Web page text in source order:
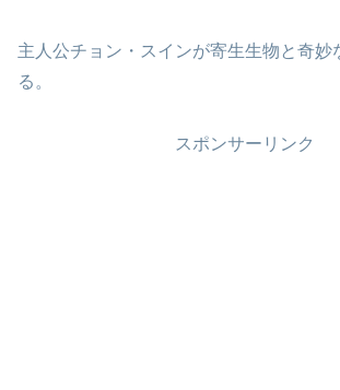
主人公チョン・スインが寄生生物と奇妙
る。
スポンサーリンク